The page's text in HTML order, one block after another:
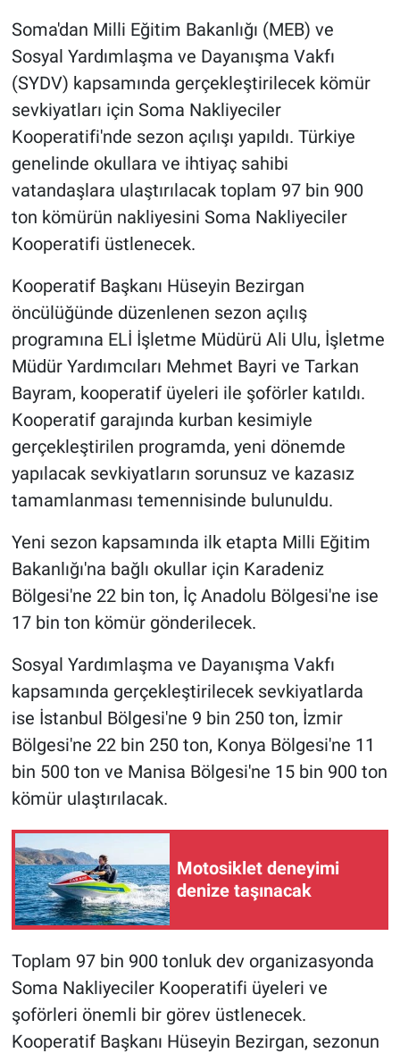
Soma'dan Milli Eğitim Bakanlığı (MEB) ve
Sosyal Yardımlaşma ve Dayanışma Vakfı
(SYDV) kapsamında gerçekleştirilecek kömür
sevkiyatları için Soma Nakliyeciler
Kooperatifi'nde sezon açılışı yapıldı. Türkiye
genelinde okullara ve ihtiyaç sahibi
vatandaşlara ulaştırılacak toplam 97 bin 900
ton kömürün nakliyesini Soma Nakliyeciler
Kooperatifi üstlenecek.
Kooperatif Başkanı Hüseyin Bezirgan
öncülüğünde düzenlenen sezon açılış
programına ELİ İşletme Müdürü Ali Ulu, İşletme
Müdür Yardımcıları Mehmet Bayri ve Tarkan
Bayram, kooperatif üyeleri ile şoförler katıldı.
Kooperatif garajında kurban kesimiyle
gerçekleştirilen programda, yeni dönemde
yapılacak sevkiyatların sorunsuz ve kazasız
tamamlanması temennisinde bulunuldu.
Yeni sezon kapsamında ilk etapta Milli Eğitim
Bakanlığı'na bağlı okullar için Karadeniz
Bölgesi'ne 22 bin ton, İç Anadolu Bölgesi'ne ise
17 bin ton kömür gönderilecek.
Sosyal Yardımlaşma ve Dayanışma Vakfı
kapsamında gerçekleştirilecek sevkiyatlarda
ise İstanbul Bölgesi'ne 9 bin 250 ton, İzmir
Bölgesi'ne 22 bin 250 ton, Konya Bölgesi'ne 11
bin 500 ton ve Manisa Bölgesi'ne 15 bin 900 ton
kömür ulaştırılacak.
Motosiklet deneyimi
denize taşınacak
Toplam 97 bin 900 tonluk dev organizasyonda
Soma Nakliyeciler Kooperatifi üyeleri ve
şoförleri önemli bir görev üstlenecek.
Kooperatif Başkanı Hüseyin Bezirgan, sezonun